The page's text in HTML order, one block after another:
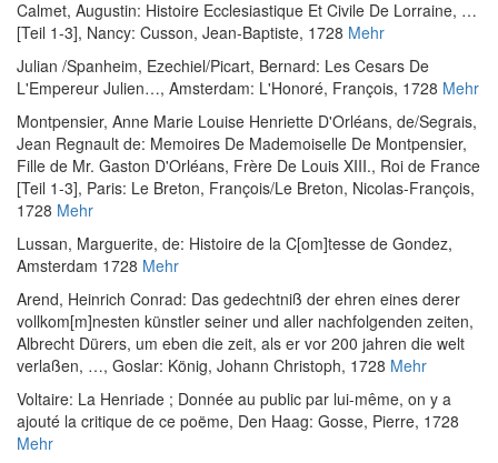
Calmet, Augustin: Histoire Ecclesiastique Et Civile De Lorraine, …
[Teil 1-3], Nancy: Cusson, Jean-Baptiste, 1728 Mehr
Julian /Spanheim, Ezechiel/Picart, Bernard: Les Cesars De
L'Empereur Julien…, Amsterdam: L'Honoré, François, 1728 Mehr
Montpensier, Anne Marie Louise Henriette D'Orléans, de/Segrais,
Jean Regnault de: Memoires De Mademoiselle De Montpensier,
Fille de Mr. Gaston D'Orléans, Frère De Louis XIII., Roi de France
[Teil 1-3], Paris: Le Breton, François/Le Breton, Nicolas-François,
1728 Mehr
Lussan, Marguerite, de: Histoire de la C[om]tesse de Gondez,
Amsterdam 1728 Mehr
Arend, Heinrich Conrad: Das gedechtniß der ehren eines derer
vollkom[m]nesten künstler seiner und aller nachfolgenden zeiten,
Albrecht Dürers, um eben die zeit, als er vor 200 jahren die welt
verlaßen, …, Goslar: König, Johann Christoph, 1728 Mehr
Voltaire: La Henriade ; Donnée au public par lui-même, on y a
ajouté la critique de ce poëme, Den Haag: Gosse, Pierre, 1728
Mehr